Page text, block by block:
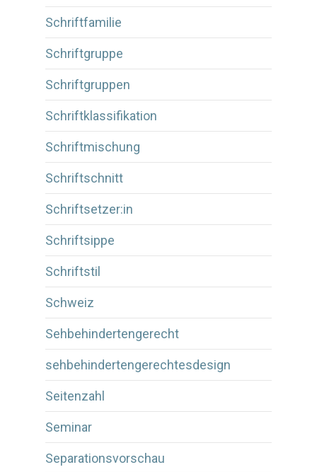
Schriftfamilie
Schriftgruppe
Schriftgruppen
Schriftklassifikation
Schriftmischung
Schriftschnitt
Schriftsetzer:in
Schriftsippe
Schriftstil
Schweiz
Sehbehindertengerecht
sehbehindertengerechtesdesign
Seitenzahl
Seminar
Separationsvorschau